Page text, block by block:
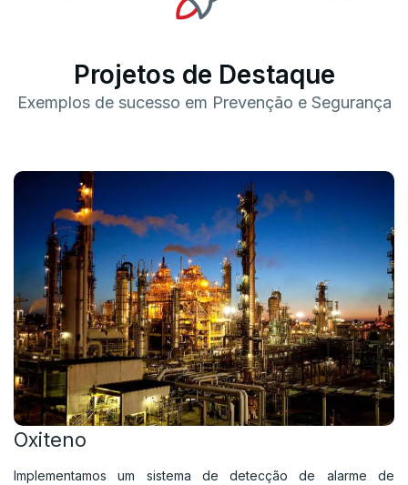
Projetos de Destaque
Exemplos de sucesso em Prevenção e Segurança
Oxiteno
Implementamos um sistema de detecção de alarme de